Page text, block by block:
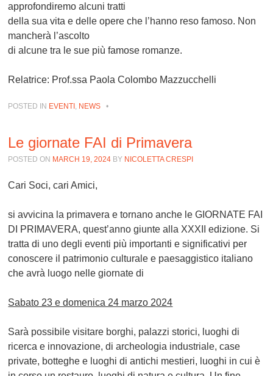
approfondiremo alcuni tratti
della sua vita e delle opere che l’hanno reso famoso. Non
mancherà l’ascolto
di alcune tra le sue più famose romanze.
Relatrice: Prof.ssa Paola Colombo Mazzucchelli
POSTED IN EVENTI, NEWS •
Le giornate FAI di Primavera
POSTED ON MARCH 19, 2024 BY NICOLETTA CRESPI
Cari Soci, cari Amici,
si avvicina la primavera e tornano anche leGIORNATE FAI
DI PRIMAVERA, quest’anno giunte alla XXXII edizione. Si
tratta di uno degli eventi più importanti e significativi per
conoscere il patrimonio culturale e paesaggistico italiano
che avrà luogo nelle giornate di
Sabato 23 e domenica 24 marzo 2024
Sarà possibile visitare borghi, palazzi storici, luoghi di
ricerca e innovazione, di archeologia industriale, case
private, botteghe e luoghi di antichi mestieri, luoghi in cui è